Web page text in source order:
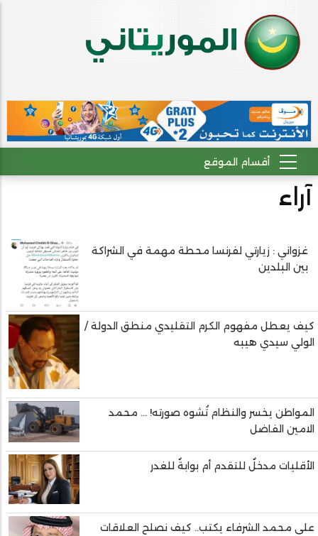
آراء
غزواني : زيارتي لفرنسا محطة مهمة في الشراكة
بين البلدين
كيف يعطل مفهوم الكرم التقليدي منطق الدولة /
الولي سيدي هيبه
المواطن يخسر والنظام تُشوه صورته! ... محمد
الامين الفاضل
الأقليات مدخلٌ للتقدم أم بوابةٌ للغدر
على محمد الشرفاء يكتب.. كيف نصلح العلاقات
Pagination